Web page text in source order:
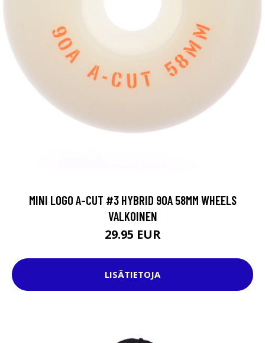
MINI LOGO A-CUT #3 HYBRID 90A 58MM WHEELS
VALKOINEN
29.95 EUR
LISÄTIETOJA